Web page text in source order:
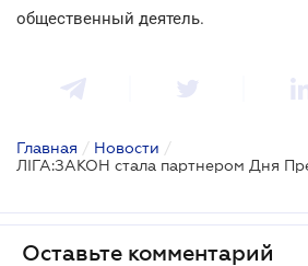
общественный деятель.
Главная / Новости /
Оставьте комментарий